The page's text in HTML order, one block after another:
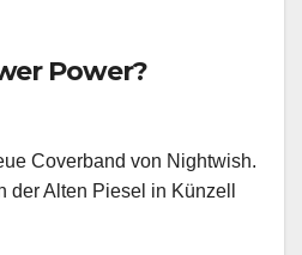
Power?
Coverband von Nightwish.
der Alten Piesel in Künzell